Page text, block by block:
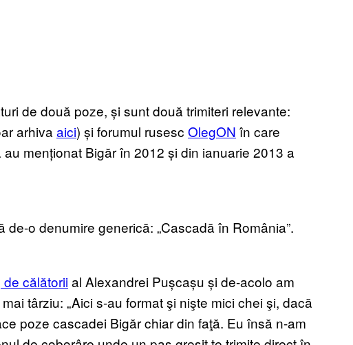
de două poze, și sunt două trimiteri relevante:
arhivaaici) și forumul rusesc OlegON în care
menționat Bigăr în 2012 și din ianuarie 2013 a
o denumire generică: „Cascadă în România”.
de călătoriial Alexandrei Pușcașu și de-acolo am
târziu: „Aici s-au format şi nişte mici chei şi, dacă
poze cascadei Bigăr chiar din faţă. Eu însă n-am